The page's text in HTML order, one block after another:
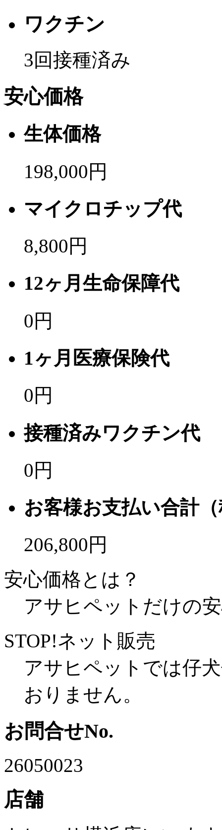
ワクチン
3回接種済み
安心価格
生体価格
198,000円
マイクロチップ代
8,800円
12ヶ月生命保障代
0円
1ヶ月医療保険代
0円
接種済みワクチン代
0円
お客様お支払い合計
206,800円
安心価格とは？
アサヒペットだけの
STOP!ネット販売
アサヒペットでは仔
おりません。
お問合せNo.
26050023
店舗